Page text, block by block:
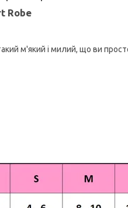
Robe
м'який і милий, що ви